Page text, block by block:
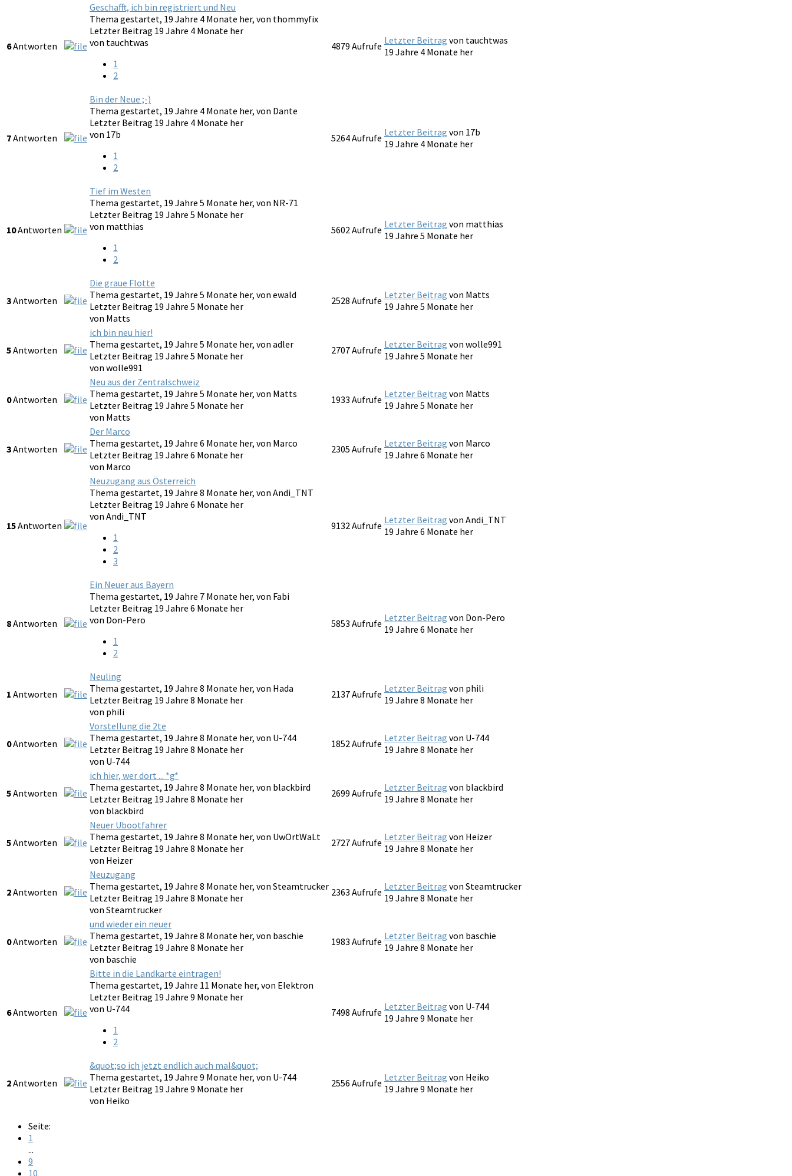
6Antworten
Geschafft, ich bin registriert und Neu
Thema gestartet, 19 Jahre 4 Monate her, von thommyfix
Letzter Beitrag 19 Jahre 4 Monate her
von tauchtwas
1
2
4879 Aufrufe Letzter Beitrag von tauchtwas
19 Jahre 4 Monate her
7Antworten
Bin der Neue ;-)
Thema gestartet, 19 Jahre 4 Monate her, von Dante
Letzter Beitrag 19 Jahre 4 Monate her
von 17b
1
2
5264Aufrufe Letzter Beitrag von 17b
19 Jahre 4 Monate her
10Antworten
Tief im Westen
Thema gestartet, 19 Jahre 5 Monate her, von NR-71
Letzter Beitrag 19 Jahre 5 Monate her
von matthias
1
2
5602Aufrufe Letzter Beitrag von matthias
19 Jahre 5 Monate her
3Antworten
Die graue Flotte
Thema gestartet, 19 Jahre 5 Monate her, von ewald
Letzter Beitrag 19 Jahre 5 Monate her
von Matts
2528 Aufrufe Letzter Beitrag von Matts
19 Jahre 5 Monate her
5Antworten
ich bin neu hier!
Thema gestartet, 19 Jahre 5 Monate her, von adler
Letzter Beitrag 19 Jahre 5 Monate her
von wolle991
2707Aufrufe Letzter Beitrag von wolle991
19 Jahre 5 Monate her
0Antworten
Neu aus der Zentralschweiz
Thema gestartet, 19 Jahre 5 Monate her, von Matts
Letzter Beitrag 19 Jahre 5 Monate her
von Matts
1933 Aufrufe Letzter Beitrag von Matts
19 Jahre 5 Monate her
3Antworten
Der Marco
Thema gestartet, 19 Jahre 6 Monate her, von Marco
Letzter Beitrag 19 Jahre 6 Monate her
von Marco
2305 Aufrufe Letzter Beitrag von Marco
19 Jahre 6 Monate her
15Antworten
Neuzugang aus Österreich
Thema gestartet, 19 Jahre 8 Monate her, von Andi_TNT
Letzter Beitrag 19 Jahre 6 Monate her
von Andi_TNT
1
2
3
9132Aufrufe Letzter Beitrag von Andi_TNT
19 Jahre 6 Monate her
8Antworten
Ein Neuer aus Bayern
Thema gestartet, 19 Jahre 7 Monate her, von Fabi
Letzter Beitrag 19 Jahre 6 Monate her
von Don-Pero
1
2
5853 Aufrufe Letzter Beitrag von Don-Pero
19 Jahre 6 Monate her
1 Antworten
Neuling
Thema gestartet, 19 Jahre 8 Monate her, von Hada
Letzter Beitrag 19 Jahre 8 Monate her
von phili
2137Aufrufe Letzter Beitrag von phili
19 Jahre 8 Monate her
0Antworten
Vorstellung die 2te
Thema gestartet, 19 Jahre 8 Monate her, von U-744
Letzter Beitrag 19 Jahre 8 Monate her
von U-744
1852Aufrufe Letzter Beitrag von U-744
19 Jahre 8 Monate her
5Antworten
ich hier, wer dort ... *g*
Thema gestartet, 19 Jahre 8 Monate her, von blackbird
Letzter Beitrag 19 Jahre 8 Monate her
von blackbird
2699 Aufrufe Letzter Beitrag von blackbird
19 Jahre 8 Monate her
5Antworten
Neuer Ubootfahrer
Thema gestartet, 19 Jahre 8 Monate her, von UwOrtWaLt
Letzter Beitrag 19 Jahre 8 Monate her
von Heizer
2727Aufrufe Letzter Beitrag von Heizer
19 Jahre 8 Monate her
2Antworten
Neuzugang
Thema gestartet, 19 Jahre 8 Monate her, von Steamtrucker
Letzter Beitrag 19 Jahre 8 Monate her
von Steamtrucker
2363 Aufrufe Letzter Beitrag von Steamtrucker
19 Jahre 8 Monate her
0Antworten
und wieder ein neuer
Thema gestartet, 19 Jahre 8 Monate her, von baschie
Letzter Beitrag 19 Jahre 8 Monate her
von baschie
1983 Aufrufe Letzter Beitrag von baschie
19 Jahre 8 Monate her
6Antworten
Bitte in die Landkarte eintragen!
Thema gestartet, 19 Jahre 11 Monate her, von Elektron
Letzter Beitrag 19 Jahre 9 Monate her
von U-744
1
2
7498 Aufrufe Letzter Beitrag von U-744
19 Jahre 9 Monate her
2Antworten
&quot;so ich jetzt endlich auch mal&quot;
Thema gestartet, 19 Jahre 9 Monate her, von U-744
Letzter Beitrag 19 Jahre 9 Monate her
von Heiko
2556 Aufrufe Letzter Beitrag von Heiko
19 Jahre 9 Monate her
Seite:
1
...
9
10